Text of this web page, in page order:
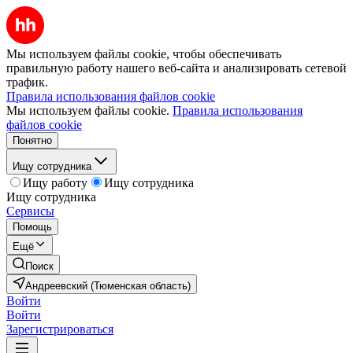
Мы используем файлы cookie, чтобы обеспечивать
правильную работу нашего веб-сайта и анализировать сетевой
трафик.
Правила использования файлов cookie
Мы используем файлы cookie. Правила использования
файлов cookie
Понятно
Ищу сотрудника
Ищу работу
Ищу сотрудника
Ищу сотрудника
Сервисы
Помощь
Ещё
Поиск
Андреевский (Тюменская область)
Войти
Войти
Зарегистрироваться